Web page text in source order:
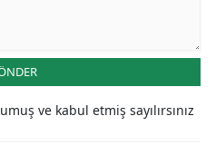
ve kabul etmiş sayılırsınız